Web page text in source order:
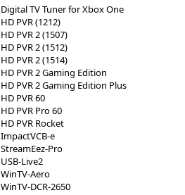
Digital TV Tuner for Xbox One
HD PVR (1212)
HD PVR 2 (1507)
HD PVR 2 (1512)
HD PVR 2 (1514)
HD PVR 2 Gaming Edition
HD PVR 2 Gaming Edition Plus
HD PVR 60
HD PVR Pro 60
HD PVR Rocket
ImpactVCB-e
StreamEez-Pro
USB-Live2
WinTV-Aero
WinTV-DCR-2650